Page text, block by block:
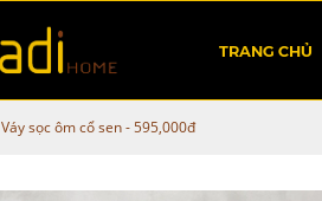
TRANG CHỦ
Váy sọc ôm cổ sen - 595,000đ